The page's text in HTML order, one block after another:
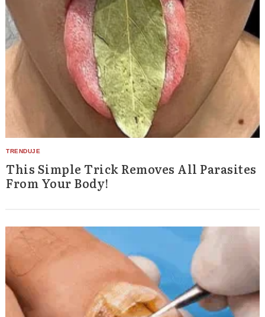
This Simple Trick Removes All Parasites
From Your Body!